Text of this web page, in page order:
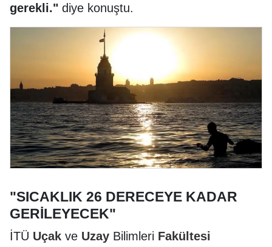
gerekli." diye konuştu.
"SICAKLIK 26 DERECEYE KADAR
GERİLEYECEK"
İTÜ Uçak ve Uzay Bilimleri Fakültesi